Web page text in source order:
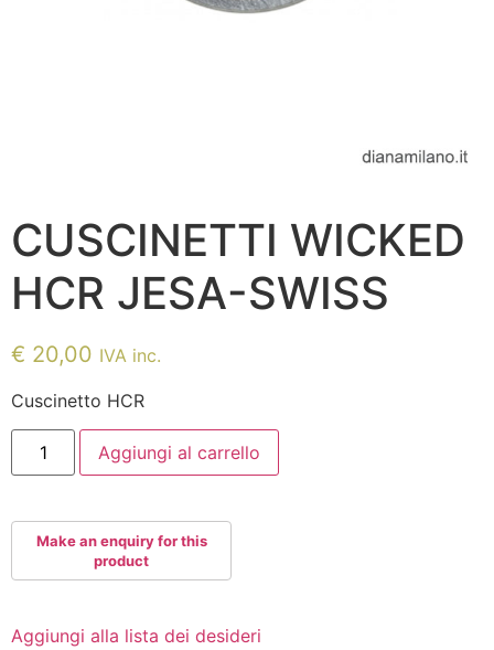
CUSCINETTI WICKED
HCR JESA-SWISS
€ 20,00 IVA inc.
Cuscinetto HCR
CUSCINETTI
WICKED
HCR
quantità
Aggiungi al carrello
Aggiungi alla lista dei desideri